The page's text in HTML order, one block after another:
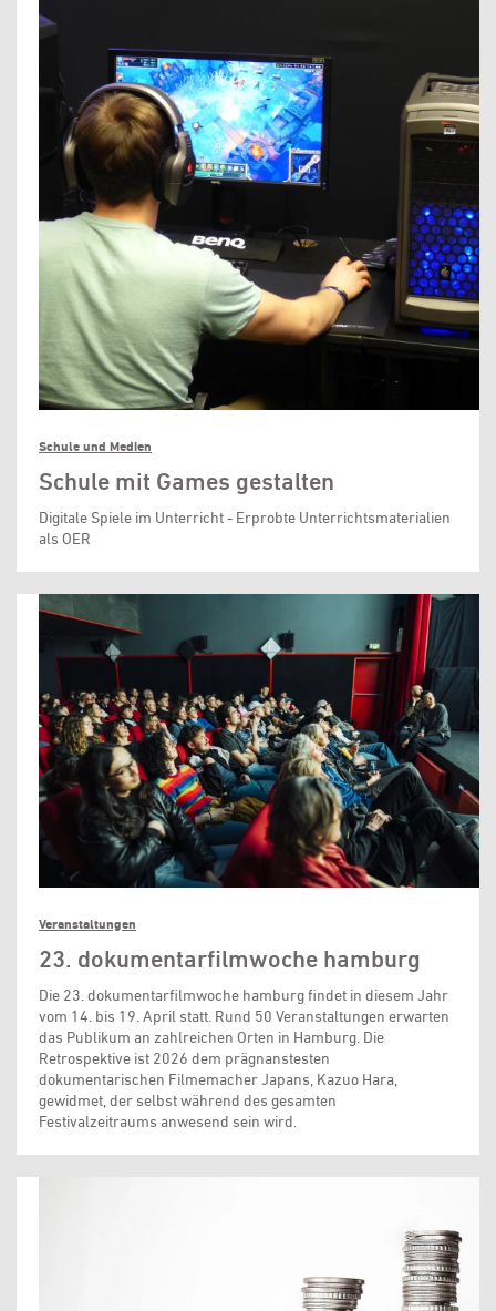
Schule und Medien
Schule mit Games gestalten
Digitale Spiele im Unterricht - Erprobte Unterrichtsmaterialien
als OER
Veranstaltungen
23. dokumentarfilmwoche hamburg
Die 23. dokumentarfilmwoche hamburg findet in diesem Jahr
vom 14. bis 19. April statt. Rund 50 Veranstaltungen erwarten
das Publikum an zahlreichen Orten in Hamburg. Die
Retrospektive ist 2026 dem prägnanstesten
dokumentarischen Filmemacher Japans, Kazuo Hara,
gewidmet, der selbst während des gesamten
Festivalzeitraums anwesend sein wird.